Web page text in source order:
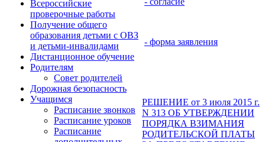
Всероссийские
проверочные работы
Получение общего
образования детьми с ОВЗ
и детьми-инвалидами
Дистанционное обучение
Родителям
Совет родителей
Дорожная безопасность
Учащимся
Расписание звонков
Расписание уроков
Расписание
- форма заявления
РЕШЕНИЕ от 3 июля 2015 г.
N 313 ОБ УТВЕРЖДЕНИИ
ПОРЯДКА ВЗИМАНИЯ
РОДИТЕЛЬСКОЙ ПЛАТЫ